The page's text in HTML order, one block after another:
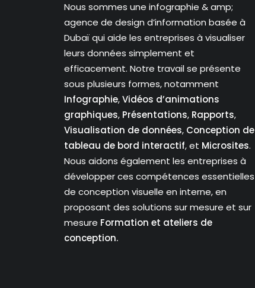
Nous sommes une infographie & amp;
agence de design d’information basée à
Dubaï qui aide les entreprises à visualiser
leurs données simplement et
efficacement. Notre travail se présente
sous plusieurs formes, notamment
Infographie,Vidéos d’animations
graphiques, Présentations, Rapports,
Visualisation de données, Conception de
tableau de bord interactif, et Microsites.
Nous aidons également les entreprises à
développer ces compétences essentielles
de conception visuelle en interne, en
proposant des solutions sur mesure et sur
mesure Formation et ateliers de
conception.